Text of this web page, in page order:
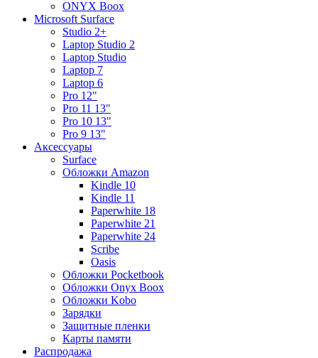
ONYX Boox
Microsoft Surface
Studio 2+
Laptop Studio 2
Laptop Studio
Laptop 7
Laptop 6
Pro 12"
Pro 11 13"
Pro 10 13"
Pro 9 13"
Аксессуары
Surface
Обложки Amazon
Kindle 10
Kindle 11
Paperwhite 18
Paperwhite 21
Paperwhite 24
Scribe
Oasis
Обложки Pocketbook
Обложки Onyx Boox
Обложки Kobo
Зарядки
Защитные пленки
Карты памяти
Распродажа